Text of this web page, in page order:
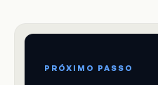
PRÓXIMO PASSO